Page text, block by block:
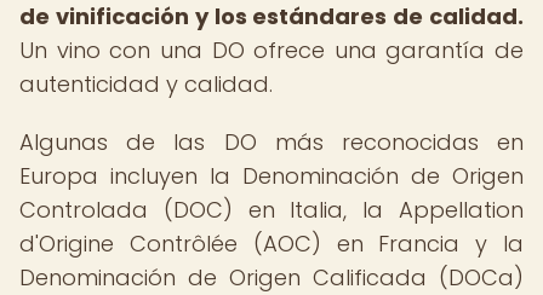
de vinificación y los estándares de calidad.
Un vino con una DO ofrece una garantía de
autenticidad y calidad.
Algunas de las DO más reconocidas en
Europa incluyen la Denominación de Origen
Controlada (DOC) en Italia, la Appellation
d'Origine Contrôlée (AOC) en Francia y la
Denominación de Origen Calificada (DOCa)